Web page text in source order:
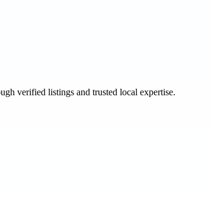
verified listings and trusted local expertise.